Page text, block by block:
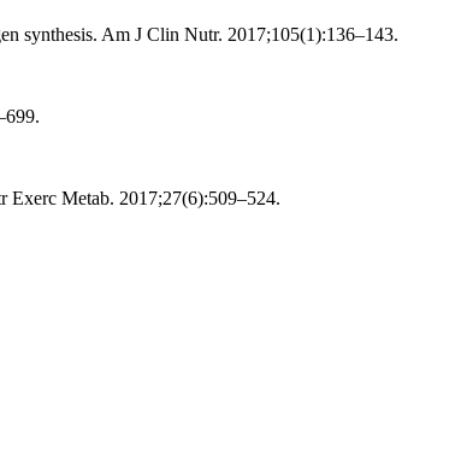
synthesis. Am J Clin Nutr. 2017;105(1):136–143.
Exerc Metab. 2017;27(6):509–524.